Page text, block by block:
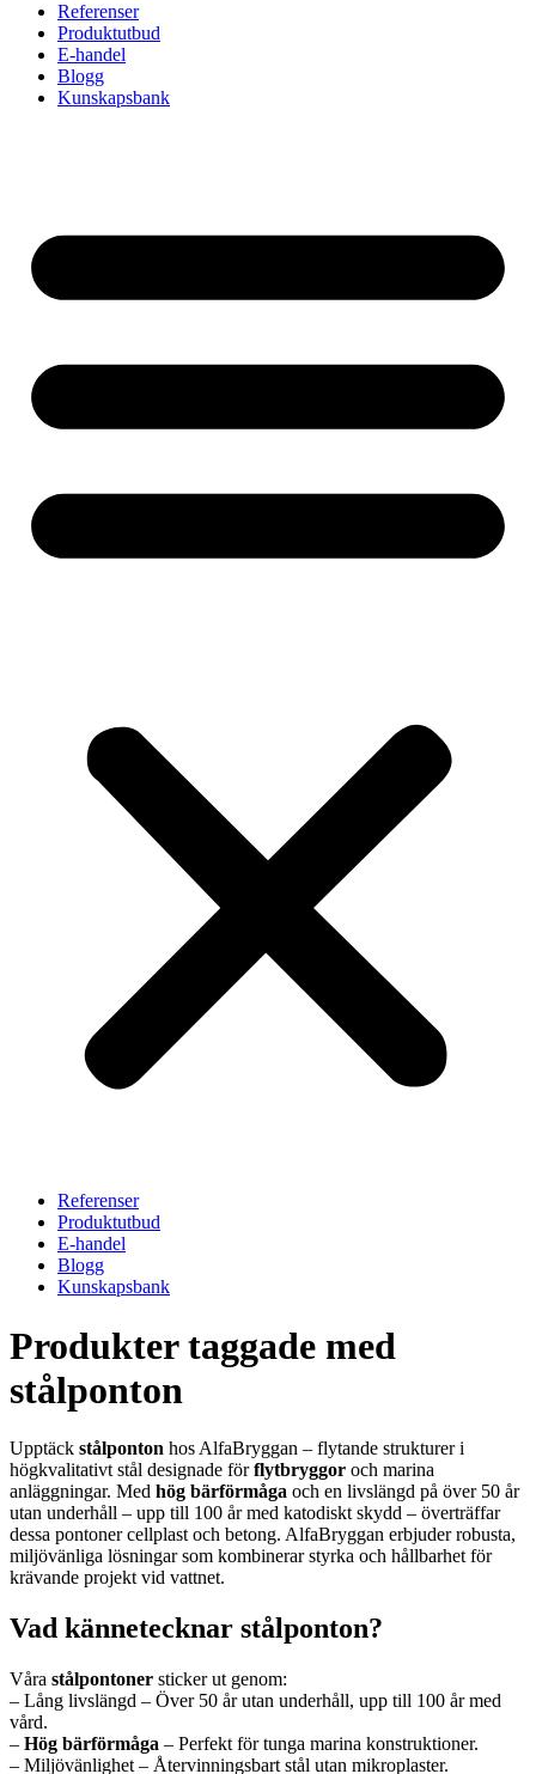
Referenser
Produktutbud
E-handel
Blogg
Kunskapsbank
Referenser
Produktutbud
E-handel
Blogg
Kunskapsbank
Produkter taggade med
stålponton
Upptäck stålponton hos AlfaBryggan – flytande strukturer i
högkvalitativt stål designade förflytbryggor och marina
anläggningar. Med hög bärförmåga och en livslängd på över 50 år
utan underhåll – upp till 100 år med katodiskt skydd – överträffar
dessa pontoner cellplast och betong. AlfaBryggan erbjuder robusta,
miljövänliga lösningar som kombinerar styrka och hållbarhet för
krävande projekt vid vattnet.
Vad kännetecknar stålponton?
Våra stålpontoner sticker ut genom:
– Lång livslängd – Över 50 år utan underhåll, upp till 100 år med
vård.
– Hög bärförmåga – Perfekt för tunga marina konstruktioner.
– Miljövänlighet – Återvinningsbart stål utan mikroplaster.